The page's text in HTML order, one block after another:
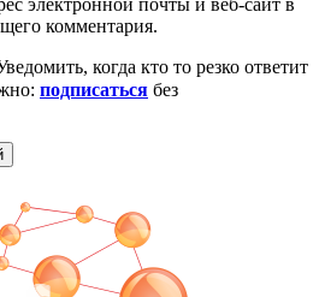
электронной почты и веб-сайт в
комментария.
когда кто то резко ответит
подписаться без